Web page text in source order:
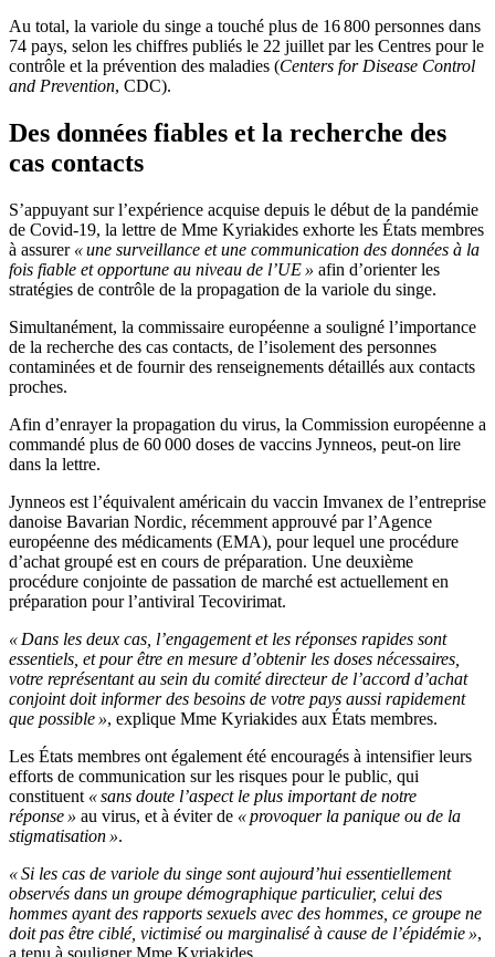
Au total, la variole du singe a touché plus de 16 800 personnes dans
74 pays, selon les chiffres publiés le 22 juillet par les Centres pour le
contrôle et la prévention des maladies (Centers for Disease Control
and Prevention, CDC).
Des données fiables et la recherche des
cas contacts
S’appuyant sur l’expérience acquise depuis le début de la pandémie
de Covid-19, la lettre de Mme Kyriakides exhorte les États membres
à assurer « une surveillance et une communication des données à la
fois fiable et opportune au niveau de l’UE » afin d’orienter les
stratégies de contrôle de la propagation de la variole du singe.
Simultanément, la commissaire européenne a souligné l’importance
de la recherche des cas contacts, de l’isolement des personnes
contaminées et de fournir des renseignements détaillés aux contacts
proches.
Afin d’enrayer la propagation du virus, la Commission européenne a
commandé plus de 60 000 doses de vaccins Jynneos, peut-on lire
dans la lettre.
Jynneos est l’équivalent américain du vaccin Imvanex de l’entreprise
danoise Bavarian Nordic, récemment approuvé par l’Agence
européenne des médicaments (EMA), pour lequel une procédure
d’achat groupé est en cours de préparation. Une deuxième
procédure conjointe de passation de marché est actuellement en
préparation pour l’antiviral Tecovirimat.
« Dans les deux cas, l’engagement et les réponses rapides sont
essentiels, et pour être en mesure d’obtenir les doses nécessaires,
votre représentant au sein du comité directeur de l’accord d’achat
conjoint doit informer des besoins de votre pays aussi rapidement
que possible », explique Mme Kyriakides aux États membres.
Les États membres ont également été encouragés à intensifier leurs
efforts de communication sur les risques pour le public, qui
constituent « sans doute l’aspect le plus important de notre
réponse » au virus, et à éviter de « provoquer la panique ou de la
stigmatisation ».
« Si les cas de variole du singe sont aujourd’hui essentiellement
observés dans un groupe démographique particulier, celui des
hommes ayant des rapports sexuels avec des hommes, ce groupe ne
doit pas être ciblé, victimisé ou marginalisé à cause de l’épidémie »,
a tenu à souligner Mme Kyriakides.